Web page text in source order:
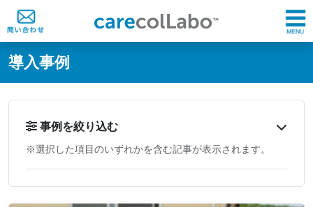
@ -0,0 +1,60 @@
導入事例
事例を絞り込む
※選択した項目のいずれかを含む記事が表示されます。